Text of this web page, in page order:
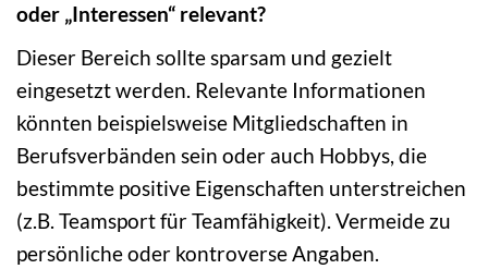
oder „Interessen“ relevant?
Dieser Bereich sollte sparsam und gezielt
eingesetzt werden. Relevante Informationen
könnten beispielsweise Mitgliedschaften in
Berufsverbänden sein oder auch Hobbys, die
bestimmte positive Eigenschaften unterstreichen
(z.B. Teamsport für Teamfähigkeit). Vermeide zu
persönliche oder kontroverse Angaben.